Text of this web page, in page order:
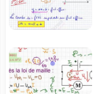
30:40